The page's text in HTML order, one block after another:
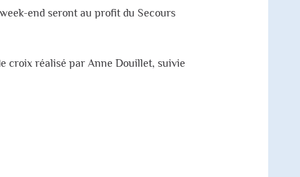
end seront au profit du Secours
croix réalisé par Anne Douillet, suivie